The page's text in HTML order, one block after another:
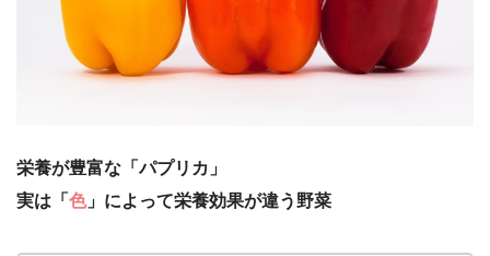
栄養が豊富な「パプリカ」
実は「 色」によって栄養効果が違う野菜